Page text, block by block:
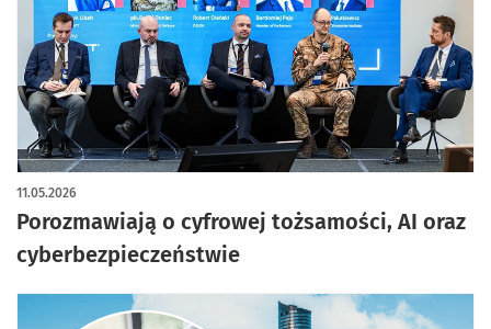
Porozmawiają o cyfrowej tożsamości, AI oraz
cyberbezpieczeństwie
11.05.2026